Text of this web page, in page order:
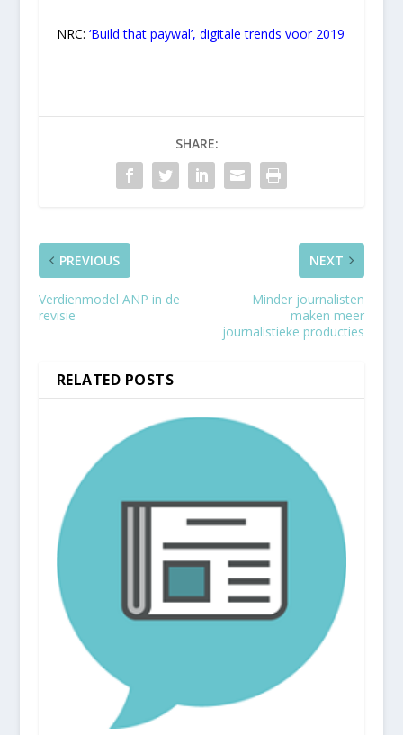
NRC: ‘Build that paywal’, digitale trends voor 2019
SHARE:
PREVIOUS
Verdienmodel ANP in de
revisie
NEXT
Minder journalisten
maken meer
journalistieke producties
RELATED POSTS